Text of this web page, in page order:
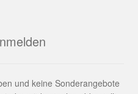
und keine Sonderangebote